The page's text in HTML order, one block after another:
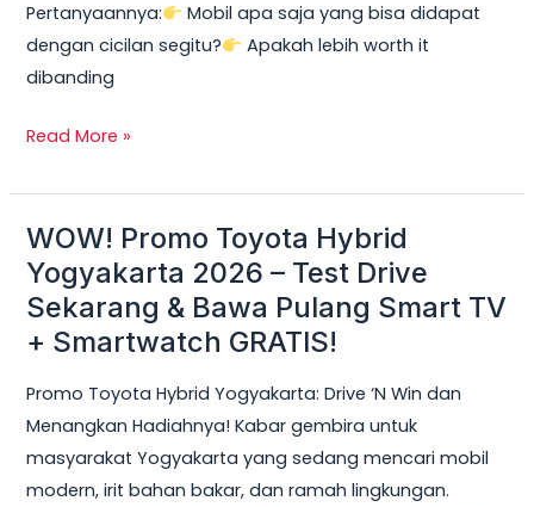
Pertanyaannya:
Mobil apa saja yang bisa didapat
dengan cicilan segitu?
Apakah lebih worth it
dibanding
3
Jutaan,
DP
&
Read More »
WOW! Promo Toyota Hybrid
Yogyakarta 2026 – Test Drive
Sekarang & Bawa Pulang Smart TV
+ Smartwatch GRATIS!
Promo Toyota Hybrid Yogyakarta: Drive ‘N Win dan
Menangkan Hadiahnya! Kabar gembira untuk
masyarakat Yogyakarta yang sedang mencari mobil
modern, irit bahan bakar, dan ramah lingkungan.
WOW!
Promo
Toyota
Hybrid
2026
–
Test
Drive